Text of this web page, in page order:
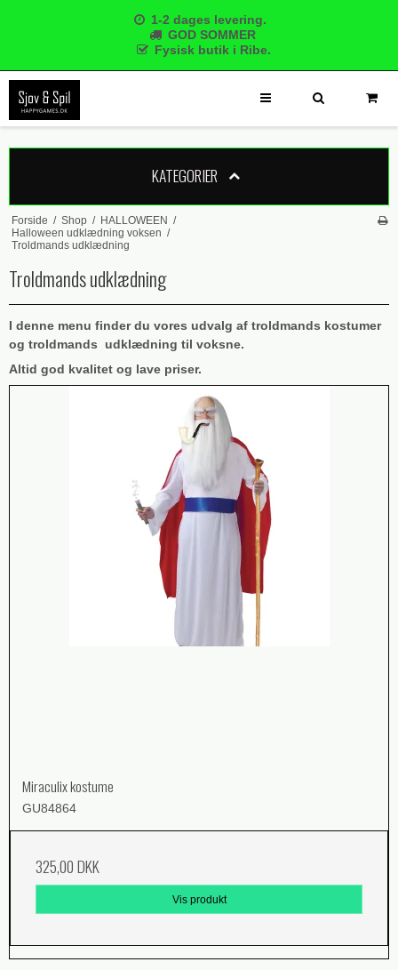
1-2 dages levering.
GOD SOMMER
Fysisk butik i Ribe.
KATEGORIER
Forside / Shop / HALLOWEEN /
Halloween udklædning voksen /
Troldmands udklædning
Troldmands udklædning
I denne menu finder du vores udvalg af troldmands kostumer
og troldmands udklædning til voksne.
Altid god kvalitet og lave priser.
Miraculix kostume
GU84864
325,00 DKK
Vis produkt